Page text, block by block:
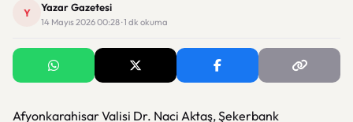
Y Yazar Gazetesi
14 Mayıs 2026 00:28 · 1 dk okuma
Afyonkarahisar Valisi Dr. Naci Aktaş, Şekerbank